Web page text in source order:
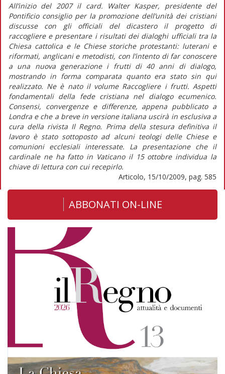
All’inizio del 2007 il card. Walter Kasper, presidente del
Pontificio consiglio per la promozione dell’unità dei cristiani
discusse con gli officiali del dicastero il progetto di
raccogliere e presentare i risultati dei dialoghi ufficiali tra la
Chiesa cattolica e le Chiese storiche protestanti: luterani e
riformati, anglicani e metodisti, con l’intento di far conoscere
a una nuova generazione i frutti di 40 anni di dialogo,
mostrando in forma comparata quanto era stato sin qui
realizzato. Ne è nato il volume Raccogliere i frutti. Aspetti
fondamentali della fede cristiana nel dialogo ecumenico.
Consensi, convergenze e differenze, appena pubblicato a
Londra e che a breve in versione italiana uscirà in esclusiva a
cura della rivista Il Regno. Prima della stesura definitiva il
lavoro è stato sottoposto ad alcuni teologi delle Chiese e
comunioni ecclesiali interessate. La presentazione che il
cardinale ne ha fatto in Vaticano il 15 ottobre individua la
chiave di lettura con cui recepirlo.
Articolo, 15/10/2009, pag. 585
ABBONATI ON-LINE